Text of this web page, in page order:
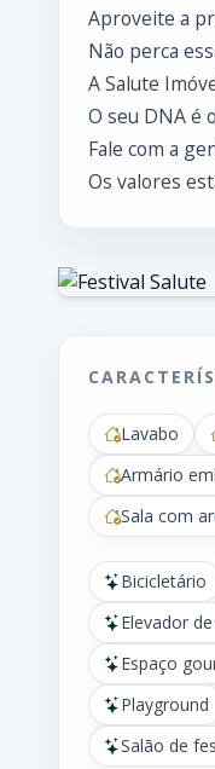
Aproveite a
Não perca
A Salute
O seu DNA é
Fale com a
Os valores
Lavabo
Armário
Sala com
Bicicletário
Elevador
Espaço
Playground
Salão de